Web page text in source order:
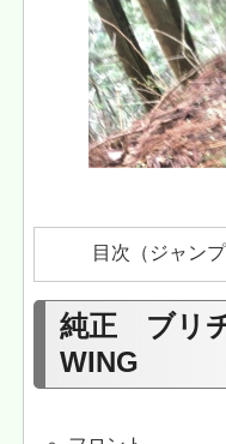
目次（ジャンプ
純正 ブリ
WING